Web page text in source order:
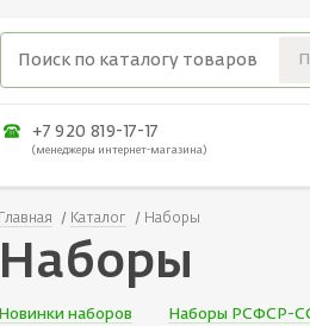
+7 920 819-17-17
(менеджеры интернет-магазина)
Главная Каталог Наборы
Наборы
Новинки наборов Наборы РСФСР-